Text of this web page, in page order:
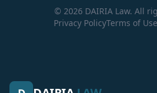
© 2026 DAIRIA Law. All
Privacy PolicyTerms of Use